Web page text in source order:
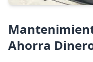
Ahorra